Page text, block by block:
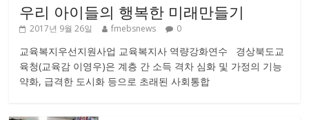
우리 아이들의 행복한 미래만들기
2017년 9월 26일 fmebsnews 0
교육복지우선지원사업 교육복지사 역량강화연수 경상북도교
육청(교육감 이영우)은 계층 간 소득 격차 심화 및 가정의 기능
약화, 급격한 도시화 등으로 초래된 사회통합